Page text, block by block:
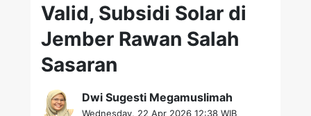
Valid, Subsidi Solar di
Jember Rawan Salah
Sasaran
Dwi Sugesti Megamuslimah
Wednesday, 22 Apr 2026 12:38 WIB